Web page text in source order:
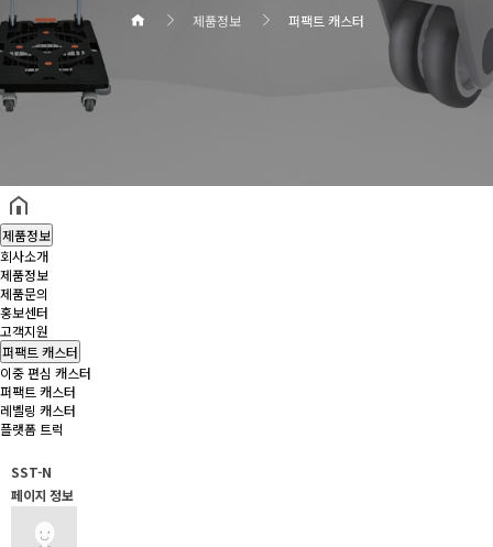
제품정보 퍼팩트 캐스터
헤더설정
제품정보
회사소개
제품정보
제품문의
홍보센터
고객지원
퍼팩트 캐스터
이중 편심 캐스터
퍼팩트 캐스터
레벨링 캐스터
플랫폼 트럭
SST-N
페이지 정보